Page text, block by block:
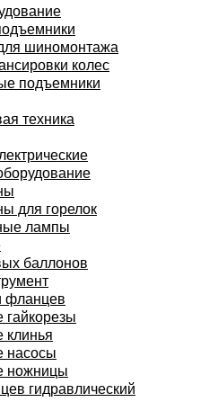
шиномонтажа
колес
подъемники
техника
для горелок
лампы
баллонов
фланцев
гайкорезы
клинья
насосы
ножницы
гидравлический